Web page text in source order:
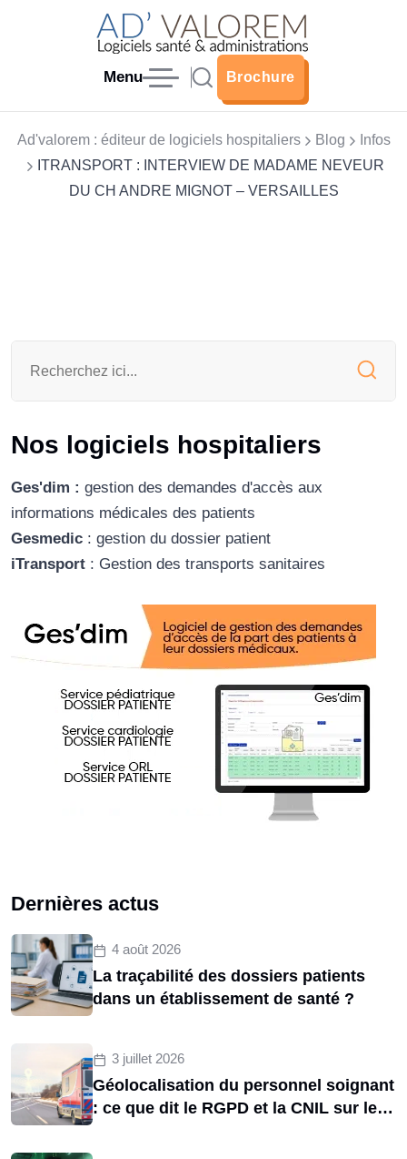
Menu
Brochure
Ad'valorem : éditeur de logiciels hospitaliers Blog
Infos
ITRANSPORT : INTERVIEW DE MADAME NEVEUR
DU CH ANDRE MIGNOT – VERSAILLES
Nos logiciels hospitaliers
Ges'dim : gestion des demandes d'accès aux
informations médicales des patients
Gesmedic : gestion du dossier patient
iTransport : Gestion des transports sanitaires
Dernières actus
4 août 2026
La traçabilité des dossiers patients
dans un établissement de santé ?
3 juillet 2026
Géolocalisation du personnel soignant
: ce que dit le RGPD et la CNIL sur le